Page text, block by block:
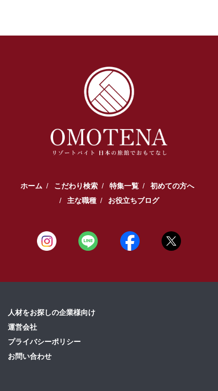
ホーム こだわり検索 特集一覧
初めての方へ
主な職種
お役立ちブログ
人材をお探しの企業様向け
運営会社
プライバシーポリシー
お問い合わせ